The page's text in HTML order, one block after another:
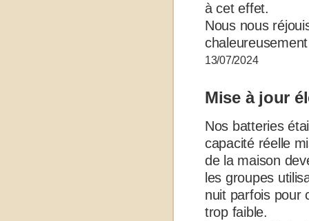
à cet effet.
Nous nous
13/07/2024
Mise à jour
Nos batteries
capacité réelle
de la maison
les groupes
nuit parfois pour
trop faible.